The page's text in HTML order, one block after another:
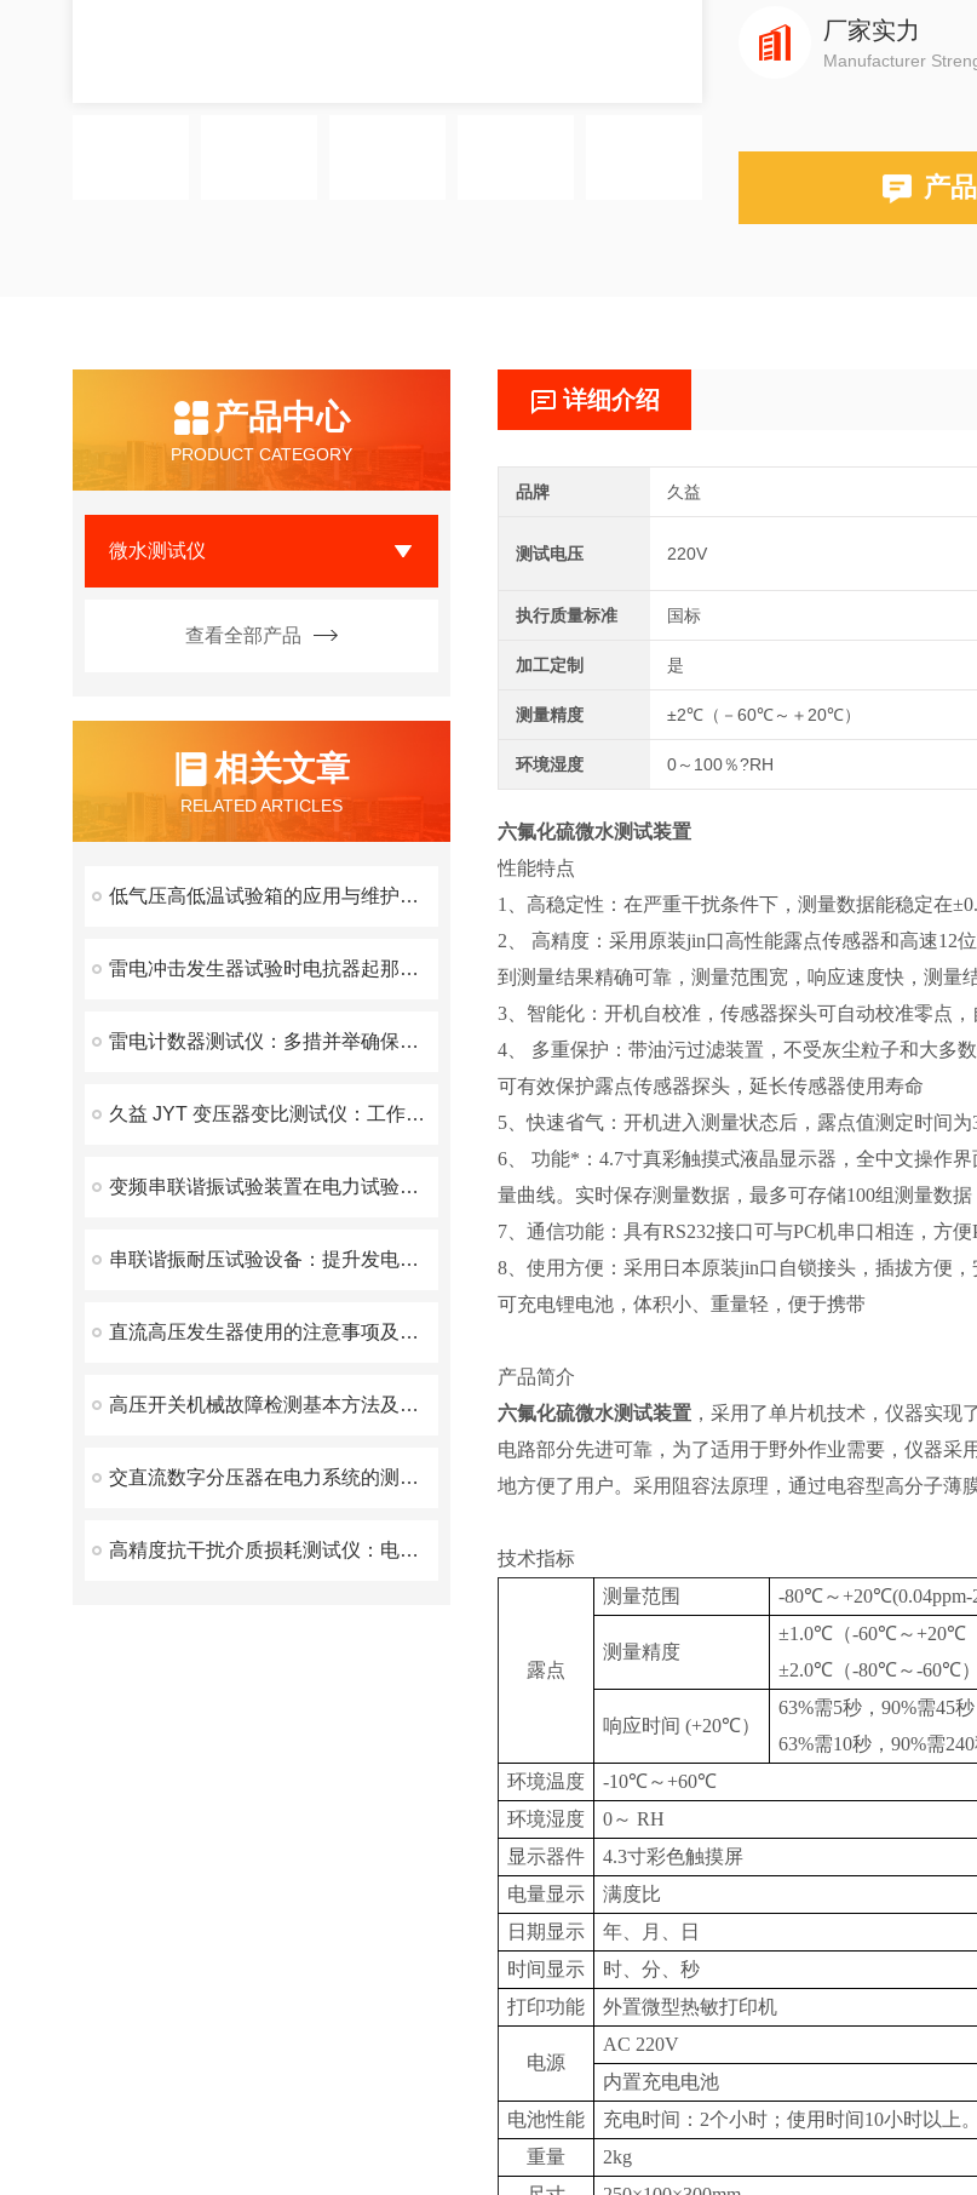
厂家实力
Manufacturer
产
产品中心
PRODUCT CATEGORY
微水测试仪
查看全部产品
相关文章
RELATED ARTICLES
低气压高低温试验箱的应用与维护方案
雷电冲击发生器试验时电抗器起那些作用？
雷电计数器测试仪：多措并举确保测试结果精准可靠
久益 JYT 变压器变比测试仪：工作原理与应用解析
变频串联谐振试验装置在电力试验中有什么优势呢？
串联谐振耐压试验设备：提升发电机试验的效率与安全性
直流高压发生器使用的注意事项及保养注意事项
高压开关机械故障检测基本方法及原理
交直流数字分压器在电力系统的测量和调试中发挥了重要作用
高精度抗干扰介质损耗测试仪：电力系统绝缘诊断新仪器
详细介绍
品牌 久益
测试电压 220V
执行质量标准 国标
加工定制 是
测量精度 ±2℃（－60℃～＋20℃）
环境湿度 0～100％?RH
六氟化硫微水测试装置
性能特点
1、高稳定性：在严重干扰条件下，测量数据能稳定在
2、 高精度：采用原装jin口高性能露点传感器和高速
到测量结果精确可靠，测量范围宽，响应速度快，测量
3、智能化：开机自校准，传感器探头可自动校准零点
4、 多重保护：带油污过滤装置，不受灰尘粒子和大多
可有效保护露点传感器探头，延长传感器使用寿命
5、快速省气：开机进入测量状态后，露点值测定时间
6、 功能*：4.7寸真彩触摸式液晶显示器，全中文操作
量曲线。实时保存测量数据，最多可存储100组测量数据
7、通信功能：具有RS232接口可与PC机串口相连，方
8、使用方便：采用日本原装jin口自锁接头，插拔方便
可充电锂电池，体积小、重量轻，便于携带
产品简介
六氟化硫微水测试装置 ，采用了单片机技术，仪器实现
电路部分先进可靠，为了适用于野外作业需要，仪器采
地方便了用户。 采用阻容法原理，通过电容型高分子薄
技术指标
露点
测量范围 -80℃～+20℃(0.04ppm-
测量精度
±1.0℃（-60℃～+20℃
±2.0℃（-80℃～-60℃）
响应时间 (+20℃）
63%需5秒，90%需45
63%需10秒，90%需
环境温度
-10℃～+60℃
环境湿度
0～ RH
显示器件
4.3寸彩色触摸屏
电量显示
满度比
日期显示
年、月、日
时间显示
时、分、秒
打印功能
外置微型热敏打印机
电源
AC 220V
内置充电电池
电池性能
充电时间：2个小时；使用时间10小时以上。
重量
2kg